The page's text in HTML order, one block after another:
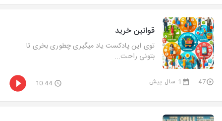
قوانین خرید
توی این پادکست یاد میگیری چطوری بخری تا
بتونی راحت...
47 1 سال پیش 10:44